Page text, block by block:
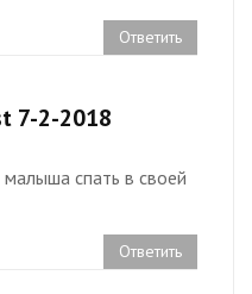
Ответить
7-2-2018
спать в своей
Ответить